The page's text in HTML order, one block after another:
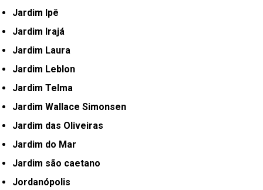
Jardim Ipê
Jardim Irajá
Jardim Laura
Jardim Leblon
Jardim Telma
Jardim Wallace Simonsen
Jardim das Oliveiras
Jardim do Mar
Jardim são caetano
Jordanópolis